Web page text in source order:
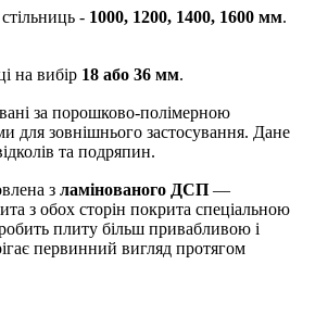
- 1000, 1200, 1400, 1600 мм.
на вибір 18 або 36 мм.
за порошково-полімерною
для зовнішнього застосування. Дане
та подряпин.
з ламінованого ДСП —
з обох сторін покрита спеціальною
плиту більш привабливою і
первинний вигляд протягом